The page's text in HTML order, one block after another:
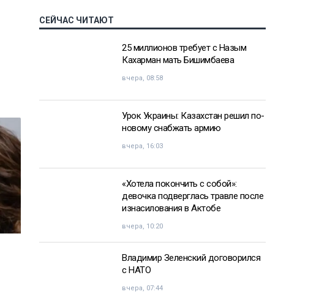
СЕЙЧАС ЧИТАЮТ
25 миллионов требует с Назым
Кахарман мать Бишимбаева
вчера, 08:58
Урок Украины: Казахстан решил по-
новому снабжать армию
вчера, 16:03
«Хотела покончить с собой»:
девочка подверглась травле после
изнасилования в Актобе
вчера, 10:20
Владимир Зеленский договорился
с НАТО
вчера, 07:44